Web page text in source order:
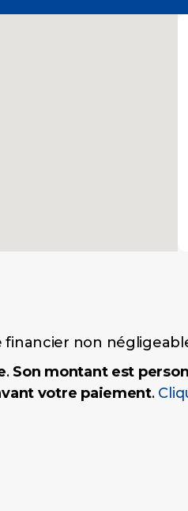
non
. Son montant est
votre paiement.